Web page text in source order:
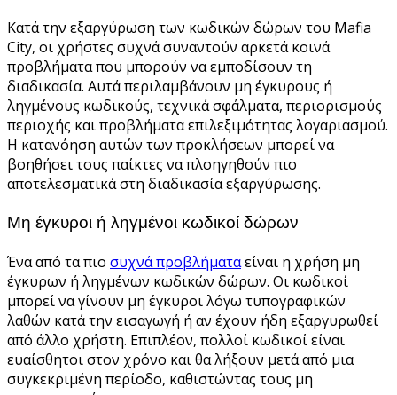
Κατά την εξαργύρωση των κωδικών δώρων του Mafia
City, οι χρήστες συχνά συναντούν αρκετά κοινά
προβλήματα που μπορούν να εμποδίσουν τη
διαδικασία. Αυτά περιλαμβάνουν μη έγκυρους ή
ληγμένους κωδικούς, τεχνικά σφάλματα, περιορισμούς
περιοχής και προβλήματα επιλεξιμότητας λογαριασμού.
Η κατανόηση αυτών των προκλήσεων μπορεί να
βοηθήσει τους παίκτες να πλοηγηθούν πιο
αποτελεσματικά στη διαδικασία εξαργύρωσης.
Μη έγκυροι ή ληγμένοι κωδικοί δώρων
Ένα από τα πιο συχνά προβλήματαείναι η χρήση μη
έγκυρων ή ληγμένων κωδικών δώρων. Οι κωδικοί
μπορεί να γίνουν μη έγκυροι λόγω τυπογραφικών
λαθών κατά την εισαγωγή ή αν έχουν ήδη εξαργυρωθεί
από άλλο χρήστη. Επιπλέον, πολλοί κωδικοί είναι
ευαίσθητοι στον χρόνο και θα λήξουν μετά από μια
συγκεκριμένη περίοδο, καθιστώντας τους μη